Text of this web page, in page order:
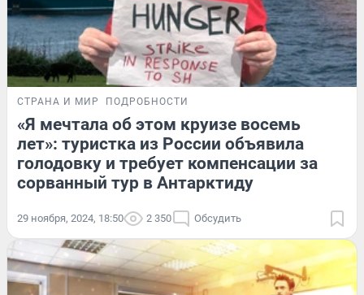
СТРАНА И МИР ПОДРОБНОСТИ
«Я мечтала об этом круизе восемь
лет»: туристка из России объявила
голодовку и требует компенсации за
сорванный тур в Антарктиду
29 ноября, 2024, 18:50 2 350 Обсудить